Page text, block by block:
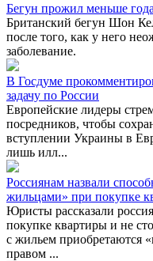
Бегун прожил меньше
Британский бегун Шон
после того, как у него
заболевание.
В Госдуме
задачу по России
Европейские лидеры
посредников, чтобы
вступлении Украины в
лишь илл...
Россиянам назвали
жильцами» при покупке
Юристы рассказали
покупке квартиры и не
с жильем приобретаются
правом ...